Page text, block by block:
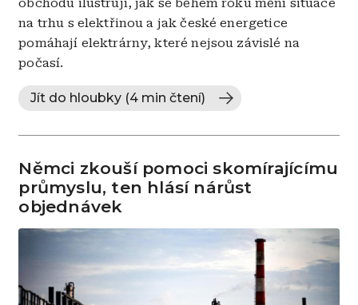
obchodu ilustrují, jak se během roku mění situace
na trhu s elektřinou a jak české energetice
pomáhají elektrárny, které nejsou závislé na
počasí.
Jít do hloubky (4 min čtení)
Němci zkouší pomoci skomírajícímu
průmyslu, ten hlásí nárůst
objednávek